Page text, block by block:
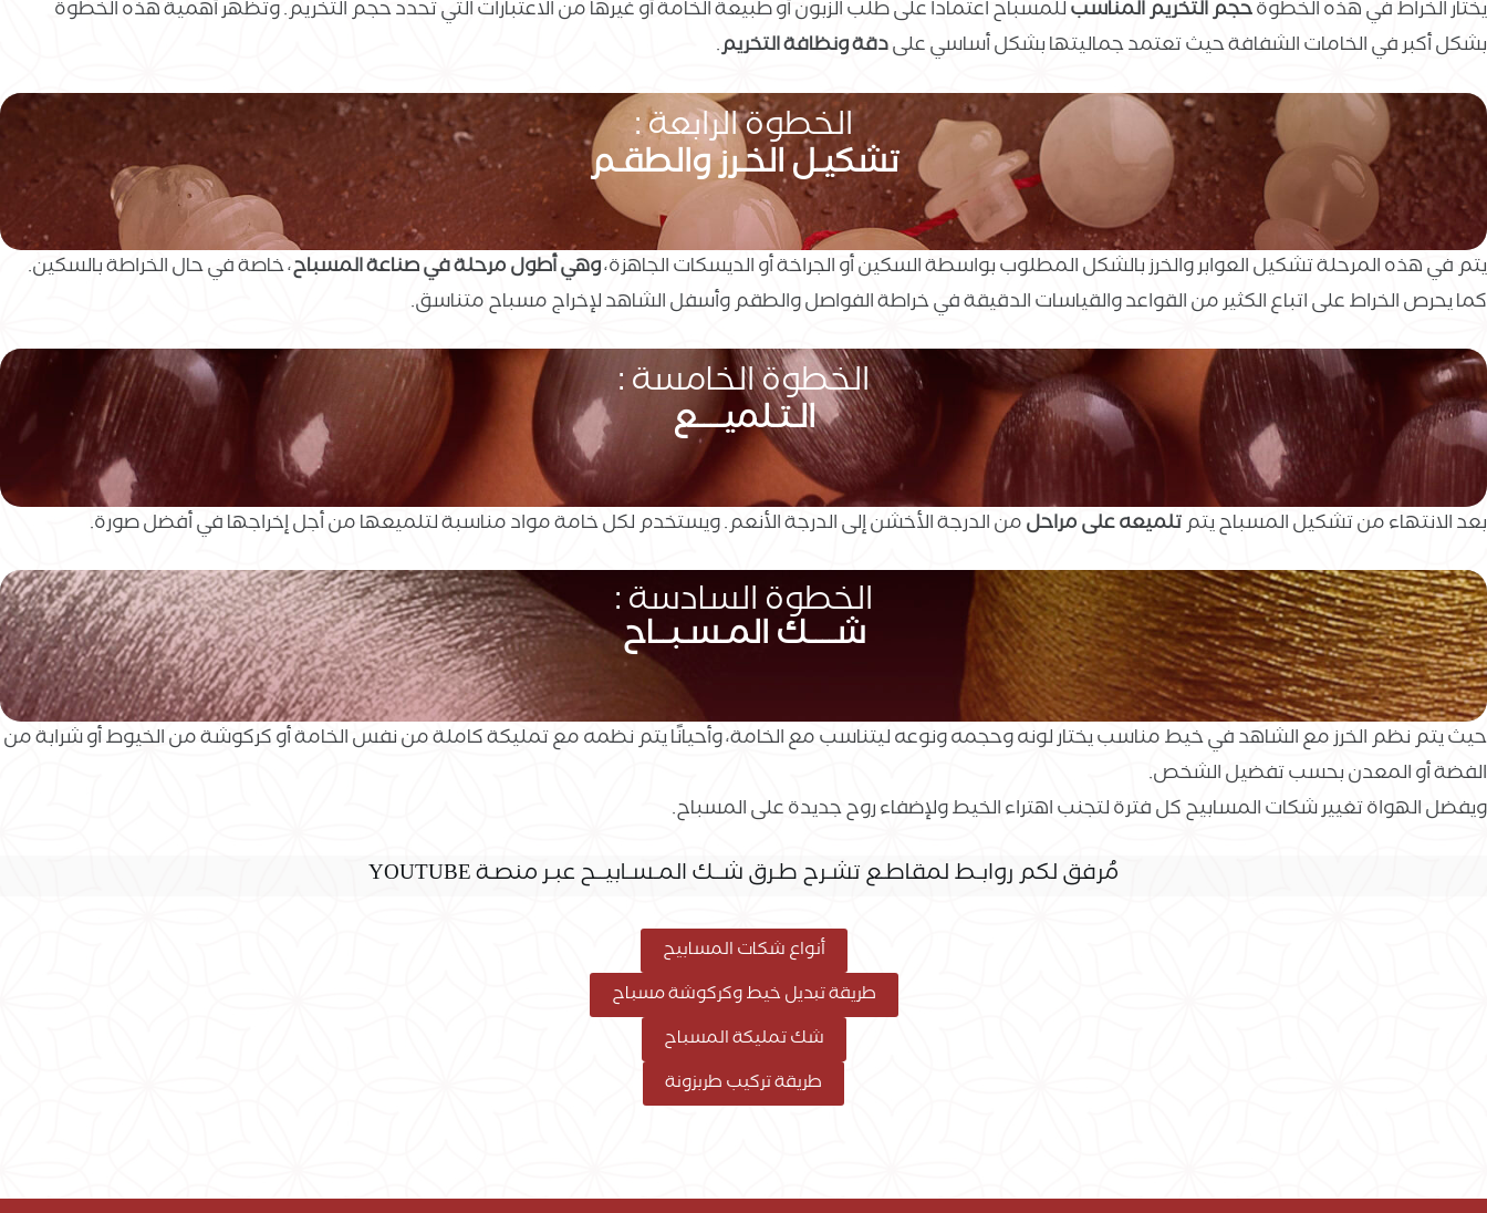
يختار الخراط في هذه الخطوةحجم التخريم المناسبللمسباح اعتمادا على طلب الزبون أو طبيعة الخامة أو غيرها من الاعتبارات التي تحدد حجم التخريم. وتظهر أهمية هذه الخطوة
بشكل أكبر في الخامات الشفافة حيث تعتمد جماليتها بشكل أساسي علىدقة ونظافة التخريم.
الخطوة الرابعة :
تشكيـل الخـرز والطقـم
يتم في هذه المرحلة تشكيل العوابر والخرز بالشكل المطلوب بواسطة السكين أو الجراخة أو الديسكات الجاهزة،وهي أطول مرحلة في صناعة المسباح، خاصة في حال الخراطة بالسكين.
كما يحرص الخراط على اتباع الكثير من القواعد والقياسات الدقيقة في خراطة الفواصل والطقم وأسفل الشاهد لإخراج مسباح متناسق.
الخطوة الخامسة :
الـتـلميــــع
بعد الانتهاء من تشكيل المسباح يتمتلميعه على مراحلمن الدرجة الأخشن إلى الدرجة الأنعم. ويستخدم لكل خامة مواد مناسبة لتلميعها من أجل إخراجها في أفضل صورة.
الخطوة السادسة :
شــــك المـسـبــاح
حيث يتم نظم الخرز مع الشاهد في خيط مناسب يختار لونه وحجمه ونوعه ليتناسب مع الخامة، وأحيانًا يتم نظمه مع تمليكة كاملة من نفس الخامة أو كركوشة من الخيوط أو شرابة من
الفضة أو المعدن بحسب تفضيل الشخص.
ويفضل الهواة تغيير شكات المسابيح كل فترة لتجنب اهتراء الخيط ولإضفاء روح جديدة على المسباح.
مُرفق لكم روابـط لمقاطـع تشـرح طـرق شــك المـسـابيــح عبـر منصـة YOUTUBE
أنواع شكات المسابيح
طريقة تبديل خيط وكركوشة مسباح
شك تمليكة المسباح
طريقة تركيب طربزونة